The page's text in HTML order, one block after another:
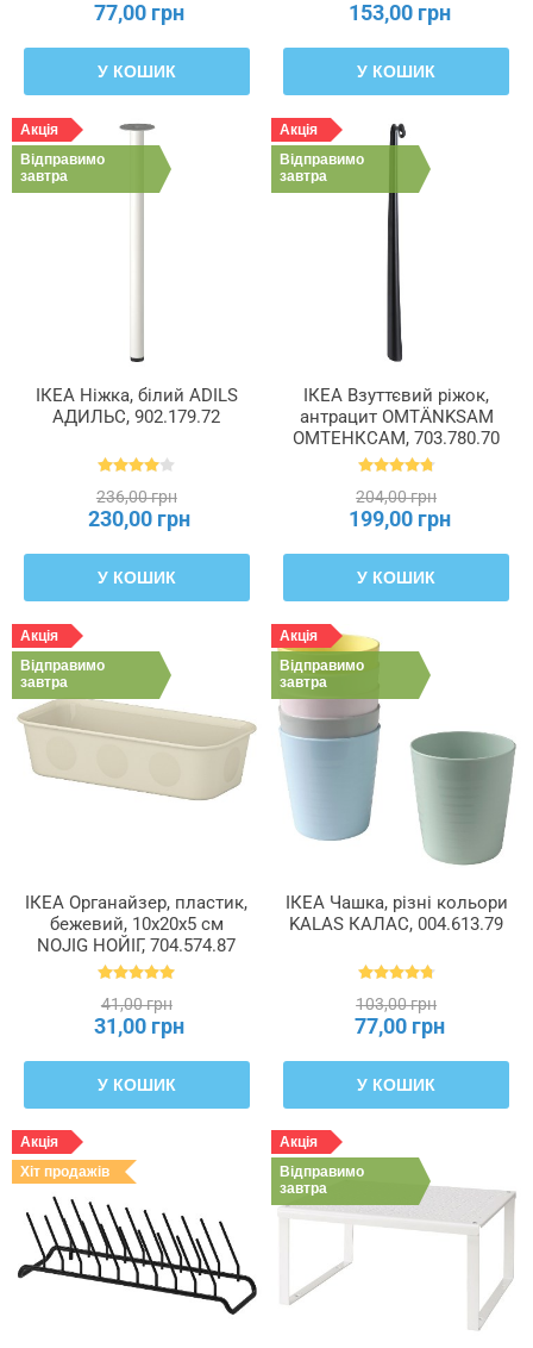
77,00 грн
У КОШИК
153,00 грн
У КОШИК
Акція
Відправимо
завтра
ІКЕА Ніжка, білий ADILS
АДИЛЬС, 902.179.72
236,00 грн
230,00 грн
У КОШИК
Акція
Відправимо
завтра
ІКЕА Взуттєвий ріжок,
антрацит OMTÄNKSAM
ОМТЕНКСАМ, 703.780.70
204,00 грн
199,00 грн
У КОШИК
Акція
Відправимо
завтра
ІКЕА Органайзер, пластик,
бежевий, 10x20x5 см
NOJIG НОЙІГ, 704.574.87
41,00 грн
31,00 грн
У КОШИК
Акція
Відправимо
завтра
ІКЕА Чашка, різні кольори
KALAS КАЛАС, 004.613.79
103,00 грн
77,00 грн
У КОШИК
Акція
Хіт продажів
Акція
Відправимо
завтра